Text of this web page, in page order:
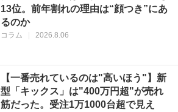
13位。前年割れの理由は“顔つき”にあ
るのか
コラム 2026.8.06
【一番売れているのは"高いほう"】新
型「キックス」は"400万円超"が売れ
筋だった。受注1万1000台超で見え